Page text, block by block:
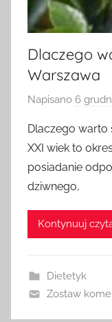
Dlaczego
Warszawa
Napisano 6
Dlaczego warto
XXI wiek to
posiadanie
dziwnego,
Kontynuuj
Dietetyk
Zostaw